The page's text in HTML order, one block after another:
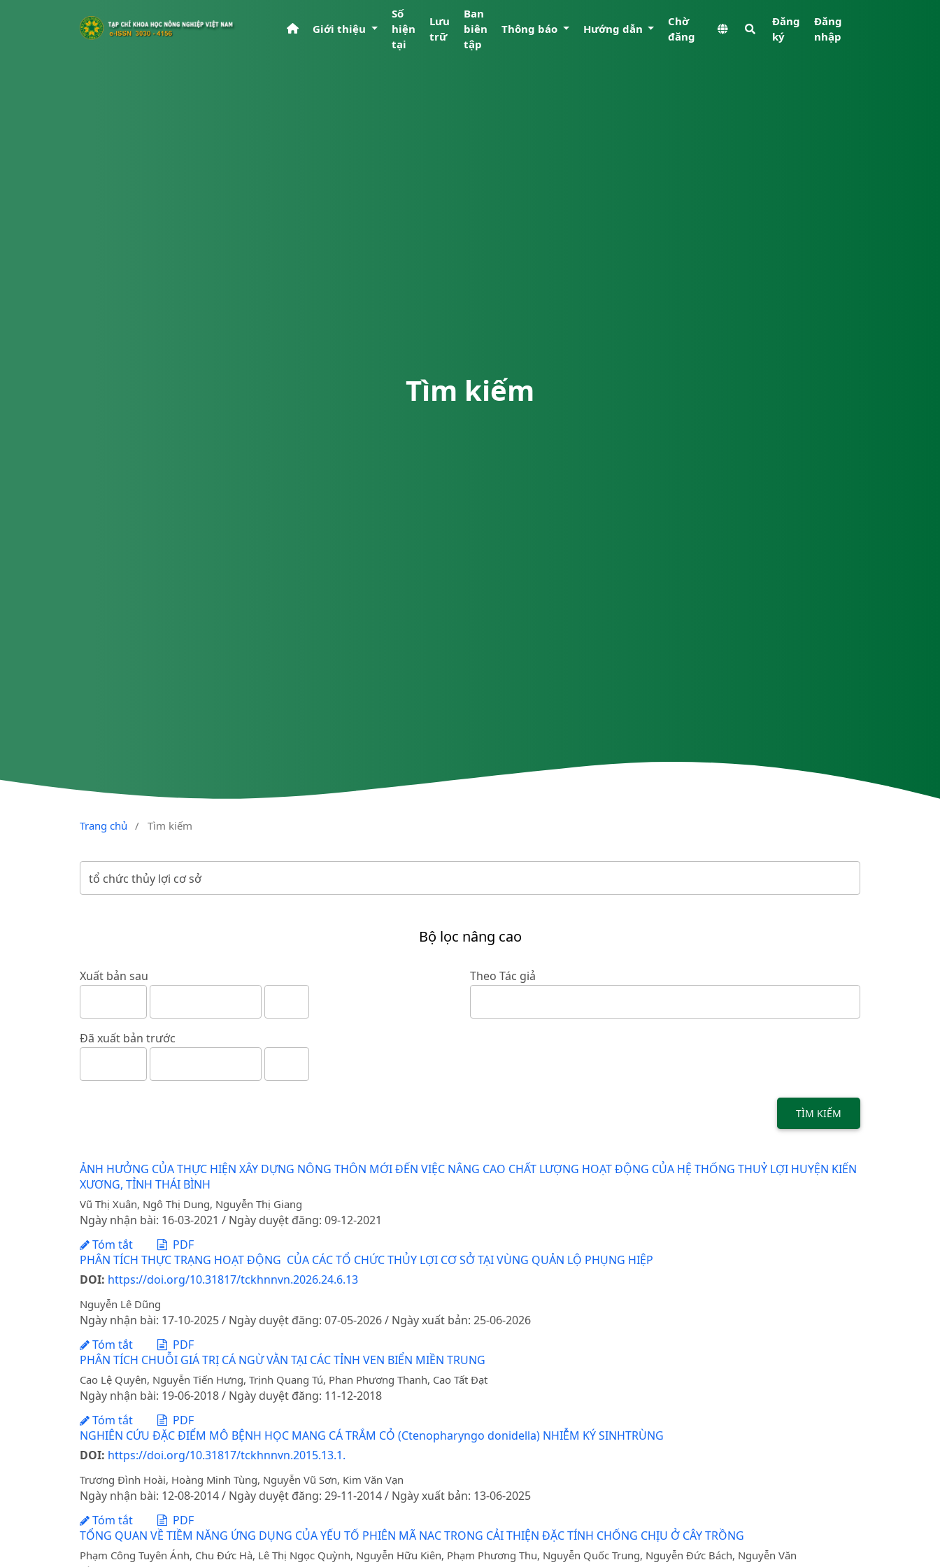
Giới thiệu
Số
hiện
tại
Lưu
trữ
Ban
biên
tập
Thông báo Hướng dẫn
Chờ
đăng
Đăng
ký
Đăng
nhập
Tìm kiếm
Trang chủ / Tìm kiếm
Bộ lọc nâng cao
Xuất bản sau
Đã xuất bản trước
Theo Tác giả
TÌM KIẾM
ẢNH HƯỞNG CỦA THỰC HIỆN XÂY DỰNG NÔNG THÔN MỚI ĐẾN VIỆC NÂNG CAO CHẤT LƯỢNG HOẠT ĐỘNG CỦA HỆ THỐNG THUỶ LỢI HUYỆN KIẾN
XƯƠNG, TỈNH THÁI BÌNH
Vũ Thị Xuân, Ngô Thị Dung, Nguyễn Thị Giang
Ngày nhận bài: 16-03-2021 / Ngày duyệt đăng: 09-12-2021
Tóm tắt
PDF
PHÂN TÍCH THỰC TRẠNG HOẠT ĐỘNG CỦA CÁC TỔ CHỨC THỦY LỢI CƠ SỞ TẠI VÙNG QUẢN LỘ PHỤNG HIỆP
DOI: https://doi.org/10.31817/tckhnnvn.2026.24.6.13
Nguyễn Lê Dũng
Ngày nhận bài: 17-10-2025 / Ngày duyệt đăng: 07-05-2026 / Ngày xuất bản: 25-06-2026
Tóm tắt
PDF
PHÂN TÍCH CHUỖI GIÁ TRỊ CÁ NGỪ VẰN TẠI CÁC TỈNH VEN BIỂN MIỀN TRUNG
Cao Lệ Quyên, Nguyễn Tiến Hưng, Trịnh Quang Tú, Phan Phương Thanh, Cao Tất Đạt
Ngày nhận bài: 19-06-2018 / Ngày duyệt đăng: 11-12-2018
Tóm tắt
PDF
NGHIÊN CỨU ĐẶC ĐIỂM MÔ BỆNH HỌC MANG CÁ TRẮM CỎ (Ctenopharyngo donidella) NHIỄM KÝ SINHTRÙNG
DOI: https://doi.org/10.31817/tckhnnvn.2015.13.1.
Trương Đình Hoài, Hoàng Minh Tùng, Nguyễn Vũ Sơn, Kim Văn Vạn
Ngày nhận bài: 12-08-2014 / Ngày duyệt đăng: 29-11-2014 / Ngày xuất bản: 13-06-2025
Tóm tắt
PDF
TỔNG QUAN VỀ TIỀM NĂNG ỨNG DỤNG CỦA YẾU TỐ PHIÊN MÃ NAC TRONG CẢI THIỆN ĐẶC TÍNH CHỐNG CHỊU Ở CÂY TRỒNG
Phạm Công Tuyên Ánh, Chu Đức Hà, Lê Thị Ngọc Quỳnh, Nguyễn Hữu Kiên, Phạm Phương Thu, Nguyễn Quốc Trung, Nguyễn Đức Bách, Nguyễn Văn